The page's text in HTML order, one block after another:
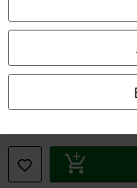
Impressum
Datenschutz
Entsorgung und
Konformitätserklärung
Information zur